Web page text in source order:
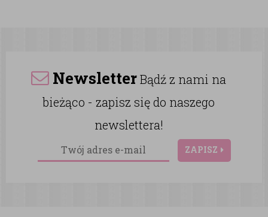
NewsletterBądź z nami na
bieżąco - zapisz się do naszego
newslettera!
ZAPISZ